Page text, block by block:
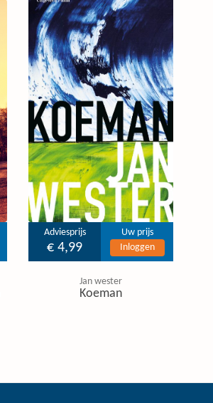
Adviesprijs
€ 4,99
Uw prijs
Inloggen
Jan wester
Koeman